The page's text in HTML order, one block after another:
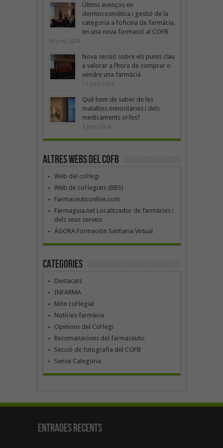
Últims avenços en
dermocosmètica i gestió de la
categoria a l’oficina de farmàcia,
en una nova formació al COFB
18 juny 2024
Nova sessió sobre els punts clau
a valorar a l’hora de comprar o
vendre una farmàcia
17 juny 2024
Què hem de saber de les
malalties minoritàries i dels
medicaments orfes?
3 juny 2024
Altres webs del COFB
Web del col·legi
Web de col·legiats (BBS)
Farmaceuticonline.com
Farmaguia.net Localitzador de farmàcies i
dels seus serveis
ÁGORA Formación Santiaria Virtual
Categories
Destacats
INFARMA
Món col·legial
Notícies farmàcia
Opinions del Col·legi
Recomanacions del farmacèutic
Secció de fotografia del COFB
Sense Categoria
Entrades recents